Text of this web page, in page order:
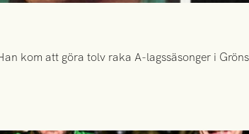
kom att göra tolv raka A-lagssäsonger i